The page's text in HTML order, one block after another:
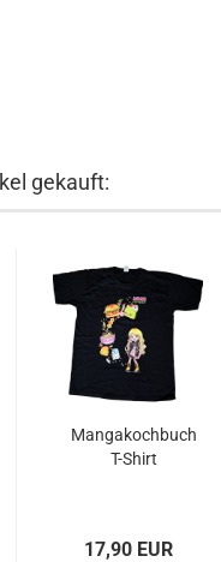
gekauft:
Mangakochbuch
T-Shirt
17,90 EUR